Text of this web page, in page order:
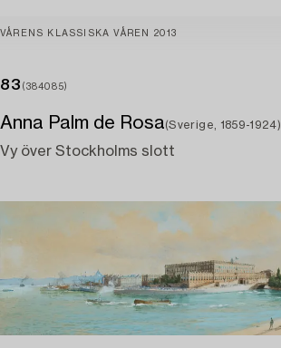
VÅRENS KLASSISKA VÅREN 2013
83 (384085)
Anna Palm de Rosa(Sverige, 1859-1924)
Vy över Stockholms slott